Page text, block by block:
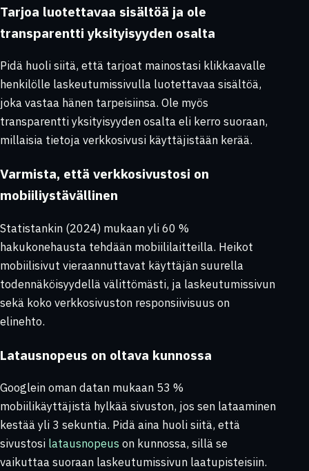
Tarjoa luotettavaa sisältöä ja ole
transparentti yksityisyyden osalta
Pidä huoli siitä, että tarjoat mainostasi klikkaavalle
henkilölle laskeutumissivulla luotettavaa sisältöä,
joka vastaa hänen tarpeisiinsa. Ole myös
transparentti yksityisyyden osalta eli kerro suoraan,
millaisia tietoja verkkosivusi käyttäjistään kerää.
Varmista, että verkkosivustosi on
mobiiliystävällinen
Statistankin (2024) mukaan yli 60 %
hakukonehausta tehdään mobiililaitteilla. Heikot
mobiilisivut vieraannuttavat käyttäjän suurella
todennäköisyydellä välittömästi, ja laskeutumissivun
sekä koko verkkosivuston responsiivisuus on
elinehto.
Latausnopeus on oltava kunnossa
Googlein oman datan mukaan 53 %
mobiilikäyttäjistä hylkää sivuston, jos sen lataaminen
kestää yli 3 sekuntia. Pidä aina huoli siitä, että
sivustosi latausnopeus on kunnossa, sillä se
vaikuttaa suoraan laskeutumissivun laatupisteisiin.